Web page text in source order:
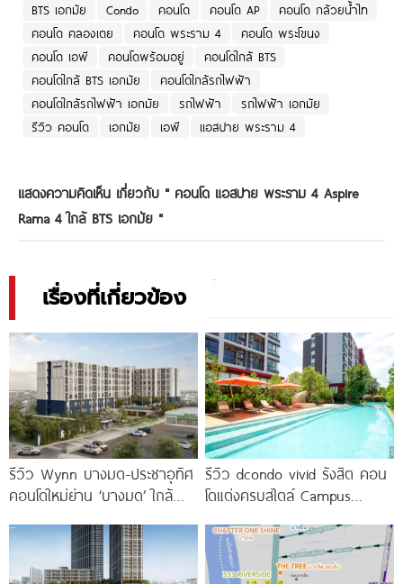
BTS เอกมัย
Condo คอนโด คอนโด AP
คอนโด กล้วยน้ำไท
คอนโด คลองเตย
คอนโด พระราม 4
คอนโด พระโขนง
คอนโด เอพี
คอนโดพร้อมอยู่
คอนโดใกล้ BTS
คอนโดใกล้ BTS เอกมัย
คอนโดใกล้รถไฟฟ้า
คอนโดใกล้รถไฟฟ้า เอกมัย
รถไฟฟ้า
รถไฟฟ้า เอกมัย
รีวิว คอนโด
เอกมัย เอพี แอสปาย พระราม 4
แสดงความคิดเห็น เกี่ยวกับ " คอนโด แอสปาย พระราม 4 Aspire
Rama 4 ใกล้ BTS เอกมัย "
เรื่องที่เกี่ยวข้อง
รีวิว Wynn บางมด-ประชาอุทิศ
คอนโดใหม่ย่าน ‘บางมด’ ใกล้
สายสีม่วง
รีวิว dcondo vivid รังสิต คอน
โดแต่งครบสไตล์ Campus
พร้อมรับ-ส่ง